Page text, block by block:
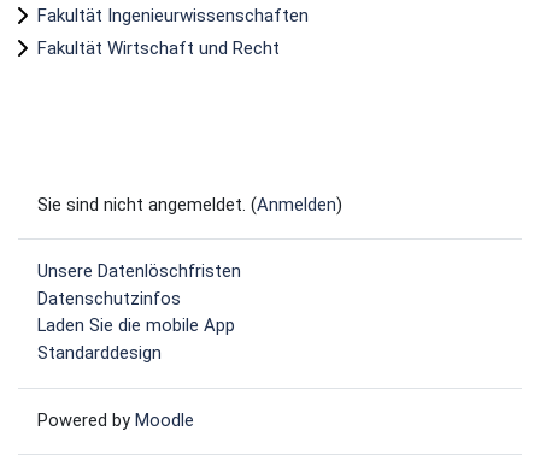
Fakultät Ingenieurwissenschaften
Fakultät Wirtschaft und Recht
Sie sind nicht angemeldet. (Anmelden)
Unsere Datenlöschfristen
Datenschutzinfos
Laden Sie die mobile App
Standarddesign
Powered by Moodle